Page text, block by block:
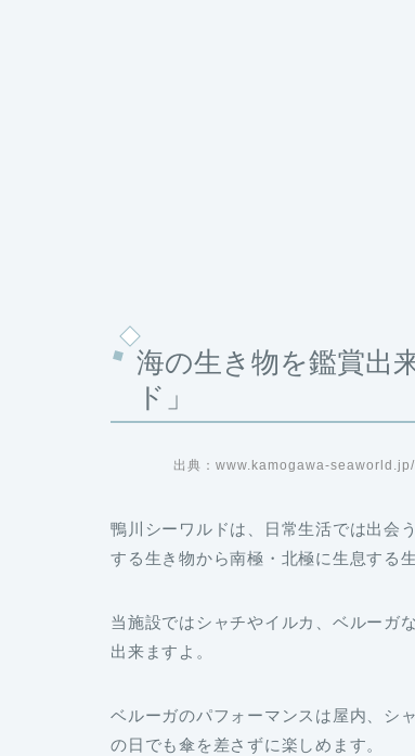
海の生き物を鑑賞出
ド」
出典：www.kamogawa-
鴨川シーワルドは、日常生活では出会
する生き物から南極・北極に生息する
当施設ではシャチやイルカ、ベルーガ
出来ますよ。
ベルーガのパフォーマンスは屋内、シ
の日でも傘を差さずに楽しめます。